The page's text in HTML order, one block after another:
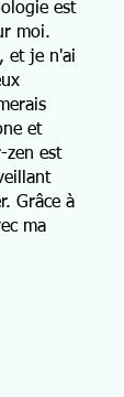
est
moi.
et je n'ai
et
zen est
Grâce à
ma